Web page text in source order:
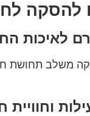
להסקה
לאיכות
משלב תחושת
וחוויית